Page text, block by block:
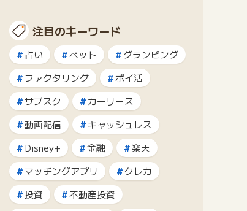
注目のキーワード
占い ペット
グランピング
ファクタリング
ポイ活
サブスク
カーリース
動画配信
キャッシュレス
Disney+
金融
楽天
マッチングアプリ
クレカ
投資
不動産投資